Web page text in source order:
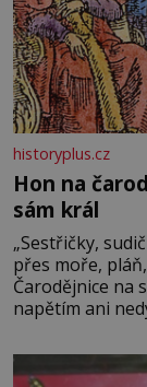
historyplus.cz
Hon na
sám král
„Sestřičky,
přes moře,
Čarodějnice na
napětím ani
Tragédii o
v roce 1603